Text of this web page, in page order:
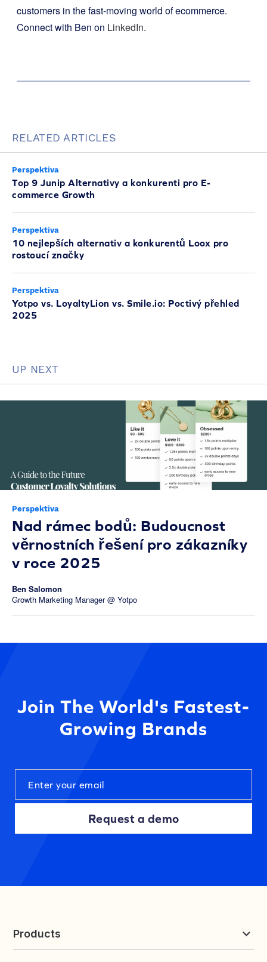
customers in the fast-moving world of ecommerce.
Connect with Ben on LinkedIn.
RELATED ARTICLES
Perspektiva
Top 9 Junip Alternativy a konkurenti pro E-
commerce Growth
Perspektiva
10 nejlepších alternativ a konkurentů Loox pro
rostoucí značky
Perspektiva
Yotpo vs. LoyaltyLion vs. Smile.io: Poctivý přehled
2025
UP NEXT
Perspektiva
Nad rámec bodů: Budoucnost
věrnostních řešení pro zákazníky
v roce 2025
Ben Salomon
Growth Marketing Manager @ Yotpo
Join The World's Fastest-
Growing Brands
Request a demo
Products